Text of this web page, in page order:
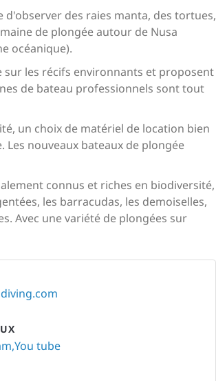
d'observer des raies manta, des tortues,
de plongée autour de Nusa
océanique).
sur les récifs environnants et proposent
de bateau professionnels sont tout
un choix de matériel de location bien
Les nouveaux bateaux de plongée
connus et riches en biodiversité,
les barracudas, les demoiselles,
Avec une variété de plongées sur
You tube